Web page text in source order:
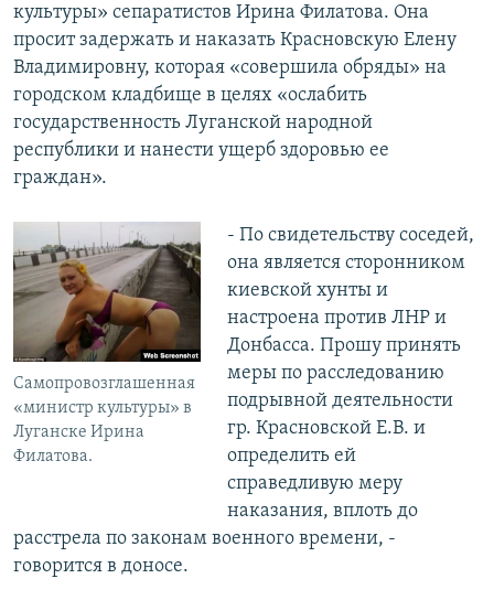
культуры» сепаратистов Ирина Филатова. Она
просит задержать и наказать Красновскую Елену
Владимировну, которая «совершила обряды» на
городском кладбище в целях «ослабить
государственность Луганской народной
республики и нанести ущерб здоровью ее
граждан».
Самопровозглашенная
«министр культуры» в
Луганске Ирина
Филатова.
- По свидетельству соседей,
она является сторонником
киевской хунты и
настроена против ЛНР и
Донбасса. Прошу принять
меры по расследованию
подрывной деятельности
гр. Красновской Е.В. и
определить ей
справедливую меру
наказания, вплоть до
расстрела по законам военного времени, -
говорится в доносе.